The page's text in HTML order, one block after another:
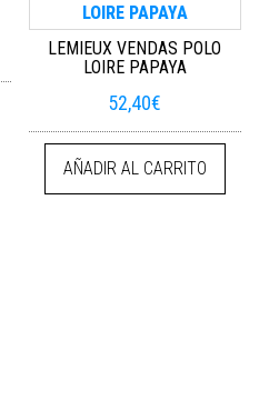
LEMIEUX VENDAS POLO
LOIRE PAPAYA
52,40€
AÑADIR AL CARRITO